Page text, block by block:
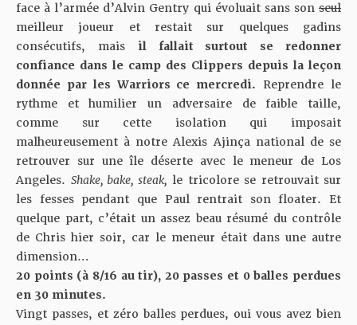
face à l’armée d’Alvin Gentry qui évoluait sans son seul
meilleur joueur et restait sur quelques gadins
consécutifs, mais il fallait surtout se redonner
confiance dans le camp des Clippers depuis la leçon
donnée par les Warriors ce mercredi. Reprendre le
rythme et humilier un adversaire de faible taille,
comme sur cette isolation qui imposait
malheureusement à notre Alexis Ajinça national de se
retrouver sur une île déserte avec le meneur de Los
Angeles. Shake, bake, steak, le tricolore se retrouvait sur
les fesses pendant que Paul rentrait son floater. Et
quelque part, c’était un assez beau résumé du contrôle
de Chris hier soir, car le meneur était dans une autre
dimension…
20 points (à 8/16 au tir), 20 passes et 0 balles perdues
en 30 minutes.
Vingt passes, et zéro balles perdues, oui vous avez bien